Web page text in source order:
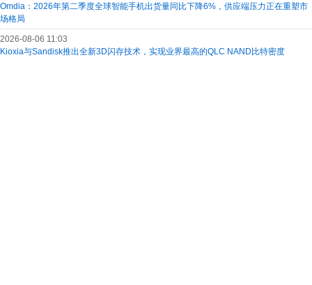
Omdia：2026年第二季度全球智能手机出货量同比下降6%，供应端压力正在重塑市
场格局
2026-08-06 11:03
Kioxia与Sandisk推出全新3D闪存技术，实现业界最高的QLC NAND比特密度